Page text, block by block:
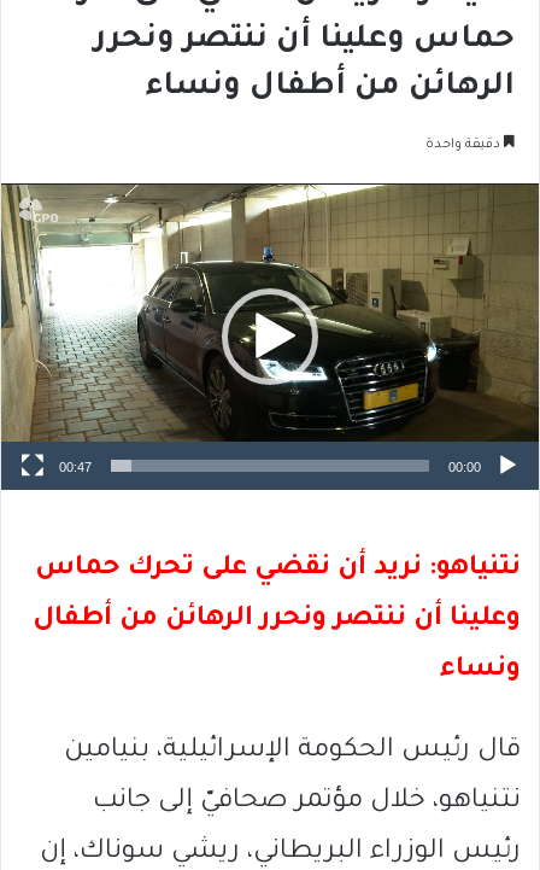
حماس وعلينا أن ننتصر ونحرر
الرهائن من أطفال ونساء
دقيقة واحدة
الفيديو
00:00
00:47
نتنياهو: نريد أن نقضي على تحرك حماس
وعلينا أن ننتصر ونحرر الرهائن من أطفال
ونساء
قال رئيس الحكومة الإسرائيلية، بنيامين
نتنياهو، خلال مؤتمر صحافيّ إلى جانب
رئيس الوزراء البريطاني، ريشي سوناك، إن